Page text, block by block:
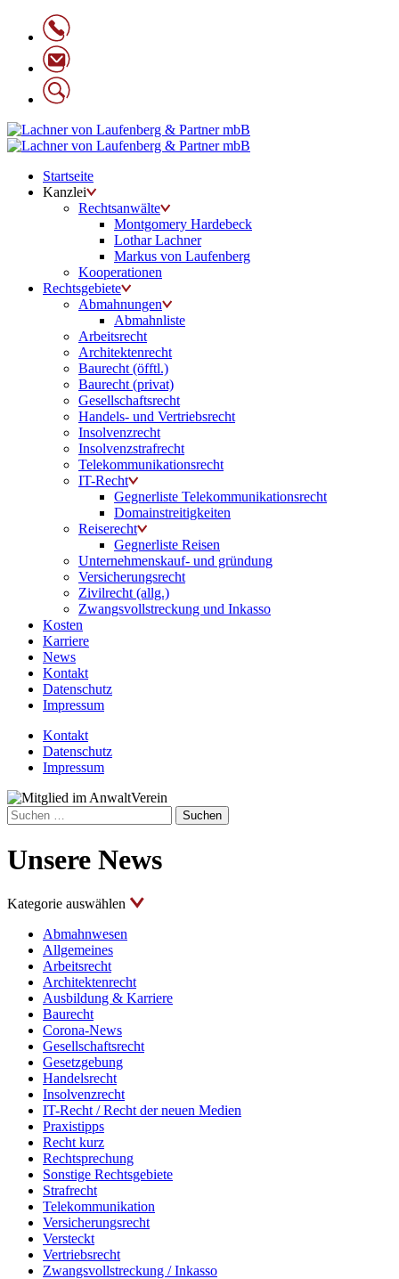
Startseite
Kanzlei
Rechtsanwälte
Montgomery Hardebeck
Lothar Lachner
Markus von Laufenberg
Kooperationen
Rechtsgebiete
Abmahnungen
Abmahnliste
Arbeitsrecht
Architektenrecht
Baurecht (öfftl.)
Baurecht (privat)
Gesellschaftsrecht
Handels- und Vertriebsrecht
Insolvenzrecht
Insolvenzstrafrecht
Telekommunikationsrecht
IT-Recht
Gegnerliste Telekommunikationsrecht
Domainstreitigkeiten
Reiserecht
Gegnerliste Reisen
Unternehmenskauf- und gründung
Versicherungsrecht
Zivilrecht (allg.)
Zwangsvollstreckung und Inkasso
Kosten
Karriere
News
Kontakt
Datenschutz
Impressum
Kontakt
Datenschutz
Impressum
Suchen
nach:
Unsere News
Kategorie auswählen
Abmahnwesen
Allgemeines
Arbeitsrecht
Architektenrecht
Ausbildung & Karriere
Baurecht
Corona-News
Gesellschaftsrecht
Gesetzgebung
Handelsrecht
Insolvenzrecht
IT-Recht / Recht der neuen Medien
Praxistipps
Recht kurz
Rechtsprechung
Sonstige Rechtsgebiete
Strafrecht
Telekommunikation
Versicherungsrecht
Versteckt
Vertriebsrecht
Zwangsvollstreckung / Inkasso